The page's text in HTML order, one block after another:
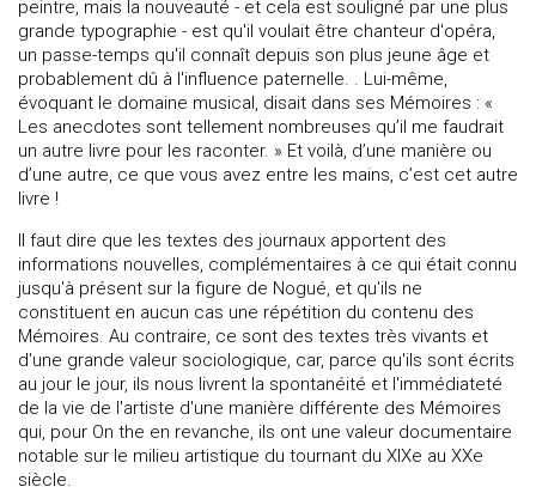
peintre, mais la nouveauté - et cela est souligné par une plus
grande typographie - est qu'il voulait être chanteur d'opéra,
un passe-temps qu'il connaît depuis son plus jeune âge et
probablement dû à l'influence paternelle. . Lui-même,
évoquant le domaine musical, disait dans ses Mémoires : «
Les anecdotes sont tellement nombreuses qu’il me faudrait
un autre livre pour les raconter. » Et voilà, d’une manière ou
d’une autre, ce que vous avez entre les mains, c’est cet autre
livre !
Il faut dire que les textes des journaux apportent des
informations nouvelles, complémentaires à ce qui était connu
jusqu'à présent sur la figure de Nogué, et qu'ils ne
constituent en aucun cas une répétition du contenu des
Mémoires. Au contraire, ce sont des textes très vivants et
d'une grande valeur sociologique, car, parce qu'ils sont écrits
au jour le jour, ils nous livrent la spontanéité et l'immédiateté
de la vie de l'artiste d'une manière différente des Mémoires
qui, pour On the en revanche, ils ont une valeur documentaire
notable sur le milieu artistique du tournant du XIXe au XXe
siècle.